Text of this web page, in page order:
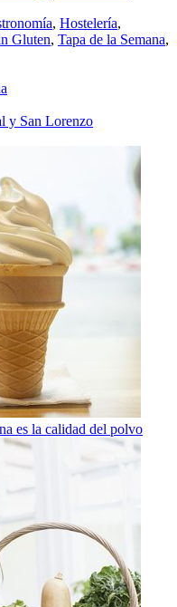
, Hostelería,
Gluten, Tapa de la Semana,
y San Lorenzo
es la calidad del polvo